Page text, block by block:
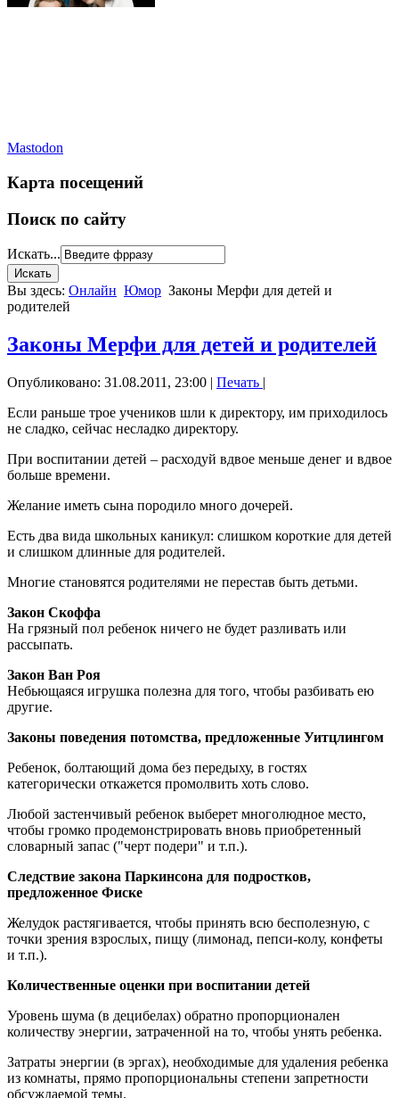
Mastodon
Карта посещений
Поиск по сайту
Искать...
Вы здесь: Онлайн Юмор Законы Мерфи для детей и
родителей
Законы Мерфи для детей и родителей
Опубликовано: 31.08.2011, 23:00 | Печать |
Если раньше трое учеников шли к директору, им приходилось
не сладко, сейчас несладко директору.
При воспитании детей – расходуй вдвое меньше денег и вдвое
больше времени.
Желание иметь сына породило много дочерей.
Есть два вида школьных каникул: слишком короткие для детей
и слишком длинные для родителей.
Многие становятся родителями не перестав быть детьми.
Закон Скоффа
На грязный пол ребенок ничего не будет разливать или
рассыпать.
Закон Ван Роя
Небьющаяся игрушка полезна для того, чтобы разбивать ею
другие.
Законы поведения потомства, предложенные Уитцлингом
Ребенок, болтающий дома без передыху, в гостях
категорически откажется промолвить хоть слово.
Любой застенчивый ребенок выберет многолюдное место,
чтобы громко продемонстрировать вновь приобретенный
словарный запас ("черт подери" и т.п.).
Следствие закона Паркинсона для подростков,
предложенное Фиске
Желудок растягивается, чтобы принять всю бесполезную, с
точки зрения взрослых, пищу (лимонад, пепси-колу, конфеты
и т.п.).
Количественные оценки при воспитании детей
Уровень шума (в децибелах) обратно пропорционален
количеству энергии, затраченной на то, чтобы унять ребенка.
Затраты энергии (в эргах), необходимые для удаления ребенка
из комнаты, прямо пропорциональны степени запретности
обсуждаемой темы.